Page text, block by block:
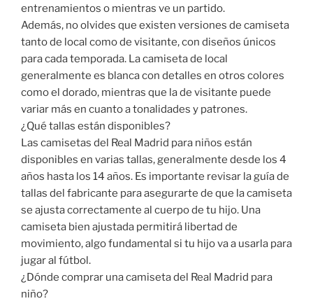
entrenamientos o mientras ve un partido.
Además, no olvides que existen versiones de camiseta
tanto de local como de visitante, con diseños únicos
para cada temporada. La camiseta de local
generalmente es blanca con detalles en otros colores
como el dorado, mientras que la de visitante puede
variar más en cuanto a tonalidades y patrones.
¿Qué tallas están disponibles?
Las camisetas del Real Madrid para niños están
disponibles en varias tallas, generalmente desde los 4
años hasta los 14 años. Es importante revisar la guía de
tallas del fabricante para asegurarte de que la camiseta
se ajusta correctamente al cuerpo de tu hijo. Una
camiseta bien ajustada permitirá libertad de
movimiento, algo fundamental si tu hijo va a usarla para
jugar al fútbol.
¿Dónde comprar una camiseta del Real Madrid para
niño?